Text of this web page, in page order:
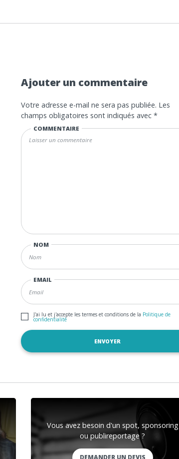
Ajouter un commentaire
Votre adresse e-mail ne sera pas publiée. Les
champs obligatoires sont indiqués avec*
COMMENTAIRE
NOM
EMAIL
J'ai lu et j'accepte les termes et conditions de la Politique de
confidentialité
Vous avez besoin d'un spot, sponsoring
ou publireportage ?
DEMANDER UN DEVIS